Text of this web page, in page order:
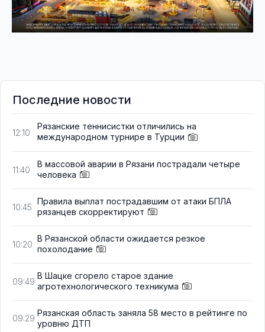
Последние новости
12:10
Рязанские теннисистки отличились на
международном турнире в Турции
11:40
В массовой аварии в Рязани пострадали четыре
человека
10:45
Правила выплат пострадавшим от атаки БПЛА
рязанцев скорректируют
10:20
В Рязанской области ожидается резкое
похолодание
09:49
В Шацке сгорело старое здание
агротехнологического техникума
09:29
Рязанская область заняла 58 место в рейтинге по
уровню ДТП